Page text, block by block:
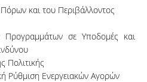
και του Περιβάλλοντος
Προγραμμάτων σε Υποδομές και
Πολιτικής
Ρύθμιση Ενεργειακών Αγορών